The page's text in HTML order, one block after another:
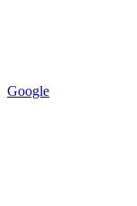
Google